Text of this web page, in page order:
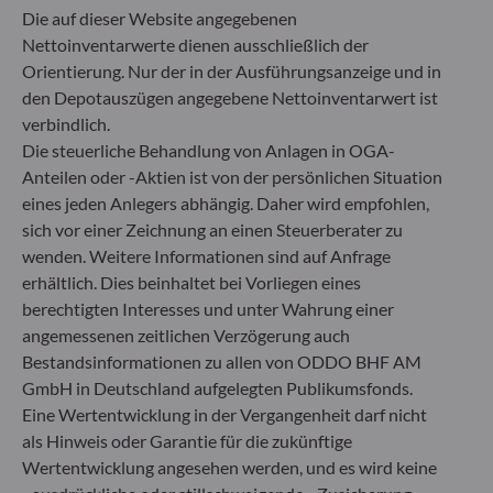
ODDO BHF Asset Management LUX
L-5365 Munsbach
Luxemburg
Von der Luxemburger Commission de Surveillance du
Secteur Financier (CSSF) zugelassene
Fondsverwaltungsgesellschaft, Handelsregisternummer: B
29891
Mitteilung zu EU-Sanktionen gegen Russland
In Übereinstimmung mit den von der Europäischen Union
im Zusammenhang mit der Ukraine-Krise verhängten
Sanktionen informieren wir Sie darüber, dass es gemäß den
Bestimmungen der Verordnungen (EU) Nr. 833/2014 und
(EU) Nr. 398/2022 allen russischen und belarussischen
Staatsangehörigen sowie allen natürlichen Personen mit
Wohnsitz in Russland oder Belarus bzw. allen juristischen
Die auf dieser Website angegebenen
Nettoinventarwerte dienen ausschließlich der
Orientierung. Nur der in der Ausführungsanzeige und in
den Depotauszügen angegebene Nettoinventarwert ist
verbindlich.
Die steuerliche Behandlung von Anlagen in OGA-
Anteilen oder -Aktien ist von der persönlichen Situation
eines jeden Anlegers abhängig. Daher wird empfohlen,
sich vor einer Zeichnung an einen Steuerberater zu
wenden. Weitere Informationen sind auf Anfrage
erhältlich. Dies beinhaltet bei Vorliegen eines
berechtigten Interesses und unter Wahrung einer
angemessenen zeitlichen Verzögerung auch
Bestandsinformationen zu allen von ODDO BHF AM
GmbH in Deutschland aufgelegten Publikumsfonds.
Eine Wertentwicklung in der Vergangenheit darf nicht
als Hinweis oder Garantie für die zukünftige
Wertentwicklung angesehen werden, und es wird keine